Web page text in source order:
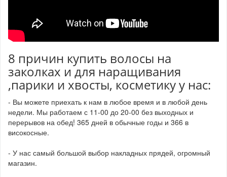
8 причин купить волосы на
заколках и для наращивания
,парики и хвосты, косметику у нас:
- Вы можете приехать к нам в любое время и в любой день
недели. Мы работаем с 11-00 до 20-00 без выходных и
перерывов на обед! 365 дней в обычные годы и 366 в
високосные.
- У нас самый большой выбор накладных прядей, огромный
магазин.